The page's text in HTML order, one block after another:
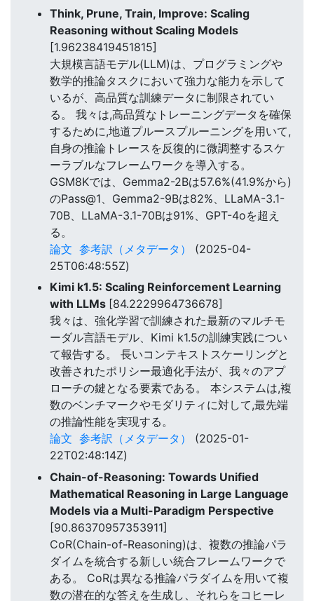
Think, Prune, Train, Improve: Scaling
Reasoning without Scaling Models
[1.96238419451815]
大規模言語モデル(LLM)は、プログラミングや
数学的推論タスクにおいて強力な能力を示して
いるが、高品質な訓練データに制限されてい
る。 我々は,高品質なトレーニングデータを確保
するために,地道プルースプルーニングを用いて,
自身の推論トレースを反復的に微調整するスケ
ーラブルなフレームワークを導入する。
GSM8Kでは、Gemma2-2Bは57.6%(41.9%から)
のPass@1、Gemma2-9Bは82%、LLaMA-3.1-
70B、LLaMA-3.1-70Bは91%、GPT-4oを超え
る。
論文 参考訳（メタデータ）
(2025-04-
25T06:48:55Z)
Kimi k1.5: Scaling Reinforcement Learning
with LLMs [84.2229964736678]
我々は、強化学習で訓練された最新のマルチモ
ーダル言語モデル、Kimi k1.5の訓練実践につい
て報告する。 長いコンテキストスケーリングと
改善されたポリシー最適化手法が、我々のアプ
ローチの鍵となる要素である。 本システムは,複
数のベンチマークやモダリティに対して,最先端
の推論性能を実現する。
論文 参考訳（メタデータ）
(2025-01-
22T02:48:14Z)
Chain-of-Reasoning: Towards Unified
Mathematical Reasoning in Large Language
Models via a Multi-Paradigm Perspective
[90.86370957353911]
CoR(Chain-of-Reasoning)は、複数の推論パラ
ダイムを統合する新しい統合フレームワークで
ある。 CoRは異なる推論パラダイムを用いて複
数の潜在的な答えを生成し、それらをコヒーレ